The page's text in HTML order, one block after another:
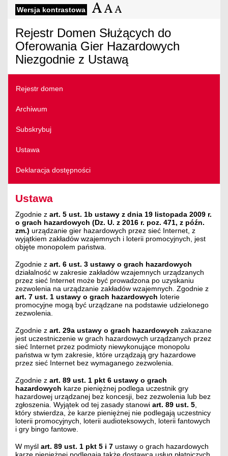
Wersja kontrastowa
Rejestr Domen Służących do
Oferowania Gier Hazardowych
Niezgodnie z Ustawą
Rejestr domen
Archiwum
Subskrybuj
Ustawa
Deklaracja dostępności
Ustawa
Zgodnie z art. 5 ust. 1b ustawy z dnia 19 listopada 2009 r.
o grach hazardowych (Dz. U. z 2016 r. poz. 471, z późn.
zm.) urządzanie gier hazardowych przez sieć Internet, z
wyjątkiem zakładów wzajemnych i loterii promocyjnych, jest
objęte monopolem państwa.
Zgodnie z art. 6 ust. 3 ustawy o grach hazardowych
działalność w zakresie zakładów wzajemnych urządzanych
przez sieć Internet może być prowadzona po uzyskaniu
zezwolenia na urządzanie zakładów wzajemnych. Zgodnie z
art. 7 ust. 1 ustawy o grach hazardowych loterie
promocyjne mogą być urządzane na podstawie udzielonego
zezwolenia.
Zgodnie z art. 29a ustawy o grach hazardowych zakazane
jest uczestniczenie w grach hazardowych urządzanych przez
sieć Internet przez podmioty niewykonujące monopolu
państwa w tym zakresie, które urządzają gry hazardowe
przez sieć Internet bez wymaganego zezwolenia.
Zgodnie z art. 89 ust. 1 pkt 6 ustawy o grach
hazardowych karze pieniężnej podlega uczestnik gry
hazardowej urządzanej bez koncesji, bez zezwolenia lub bez
zgłoszenia. Wyjątek od tej zasady stanowi art. 89 ust. 5
który stwierdza, że karze pieniężnej nie podlegają uczestnicy
loterii promocyjnych, loterii audioteksowych, loterii fantowych
i gry bingo fantowe.
W myśl art. 89 ust. 1 pkt 5 i 7 ustawy o grach hazardowych